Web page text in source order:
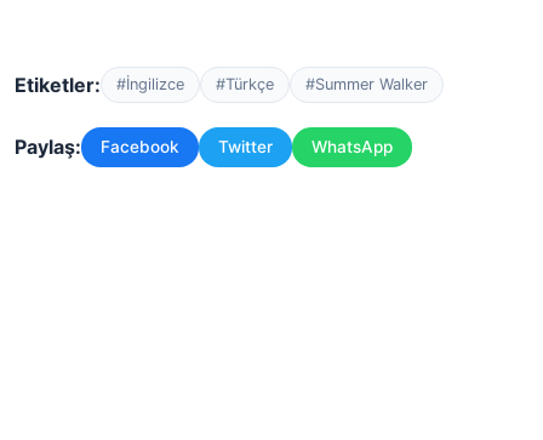
Etiketler: #İngilizce #Türkçe #Summer Walker
Paylaş: Facebook Twitter WhatsApp